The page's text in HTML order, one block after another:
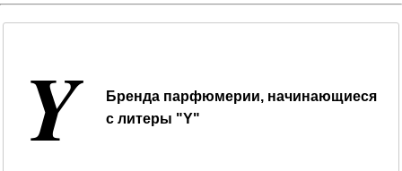
Y
Бренда парфюмерии, начинающиеся
с литеры "Y"